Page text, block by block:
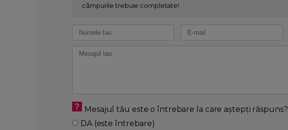
câmpurile trebuie completate!
Mesajul tău este o întrebare la care aștepți răspuns?
DA (este întrebare)